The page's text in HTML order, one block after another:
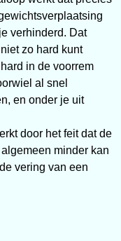
verhinderd. Dat
zo hard kunt
in de voorrem
al snel
en onder je uit
door het feit dat de
minder kan
vering van een